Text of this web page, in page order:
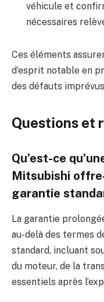
véhicule et
nécessaires
Ces éléments
d’esprit notable en
des défauts
Questions et
Qu’est-ce
Mitsubishi
garantie
La garantie
au-delà des termes
standard, incluant
du moteur, de la
essentiels après